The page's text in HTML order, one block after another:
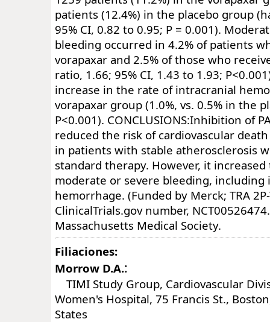
patients (12.4%) in the placebo group
95% CI, 0.82 to 0.95; P = 0.001).
bleeding occurred in 4.2% of patients
vorapaxar and 2.5% of those who
ratio, 1.66; 95% CI, 1.43 to 1.93;
increase in the rate of intracranial
vorapaxar group (1.0%, vs. 0.5% in the
P<0.001). CONCLUSIONS:Inhibition of
reduced the risk of cardiovascular
in patients with stable atherosclerosis
standard therapy. However, it
moderate or severe bleeding, including
hemorrhage. (Funded by Merck; TRA
ClinicalTrials.gov number,
Massachusetts Medical Society.
Filiaciones:
Morrow D.A.:
TIMI Study Group, Cardiovascular
Women's Hospital, 75 Francis St.,
States